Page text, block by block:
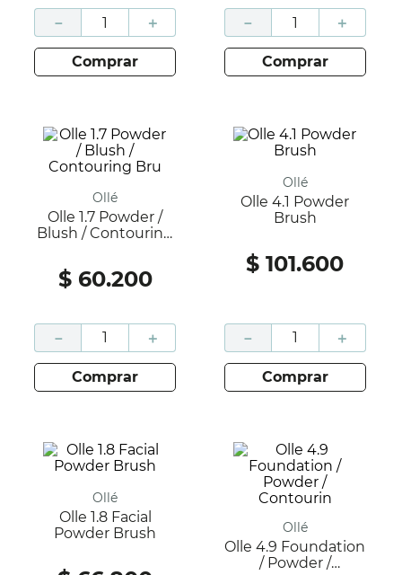
＋
－
comprar
＋
－
comprar
Ollé
Olle 1.7 Powder /
Blush / Contouring
$ 60.200
＋
－
comprar
Ollé
Olle 4.1 Powder
Brush
$ 101.600
＋
－
comprar
Ollé
Olle 1.8 Facial
Powder Brush
Ollé
Olle 4.9 Foundation
/ Powder /